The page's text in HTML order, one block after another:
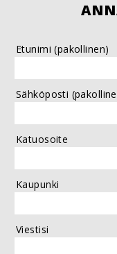
Etunimi (pakollinen)
Sähköposti
Katuosoite
Kaupunki
Viestisi